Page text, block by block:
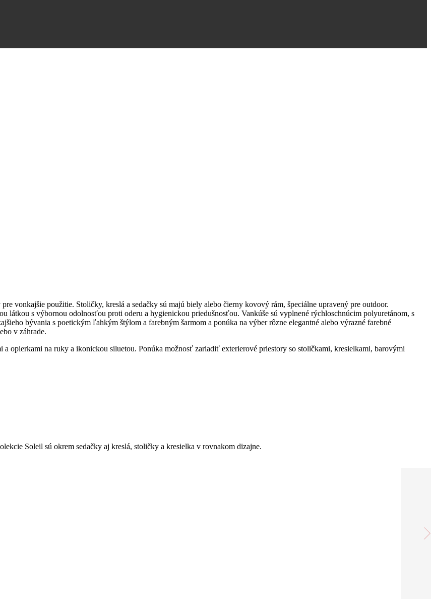
vonkajšie použitie. Stoličky, kreslá a sedačky sú majú biely alebo čierny kovový rám, špeciálne upravený pre outdoor.
látkou s výbornou odolnosťou proti oderu a hygienickou priedušnosťou. Vankúše sú vyplnené rýchloschnúcim polyuretánom, s
bývania s poetickým ľahkým štýlom a farebným šarmom a ponúka na výber rôzne elegantné alebo výrazné farebné
v záhrade.
opierkami na ruky a ikonickou siluetou. Ponúka možnosť zariadiť exterierové priestory so stoličkami, kresielkami, barovými
Soleil sú okrem sedačky aj kreslá, stoličky a kresielka v rovnakom dizajne.